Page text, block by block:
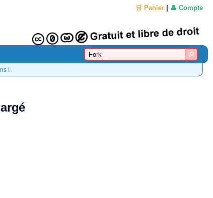
🛒 Panier 👤 Compte
!